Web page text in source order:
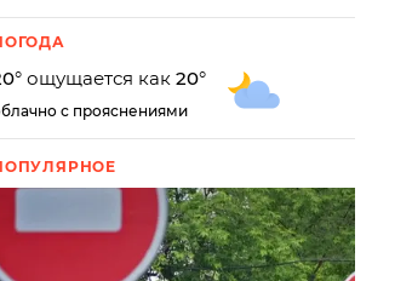
° ощущается как 20°
с прояснениями